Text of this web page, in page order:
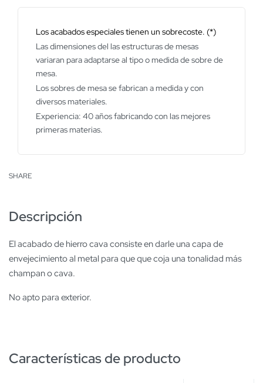
Los acabados especiales tienen un sobrecoste. (*)
Las dimensiones del las estructuras de mesas
variaran para adaptarse al tipo o medida de sobre de
mesa.
Los sobres de mesa se fabrican a medida y con
diversos materiales.
Experiencia: 40 años fabricando con las mejores
primeras materias.
SHARE
Descripción
El acabado de hierro cava consiste en darle una capa de
envejecimiento al metal para que que coja una tonalidad más
champan o cava.
No apto para exterior.
Características de producto